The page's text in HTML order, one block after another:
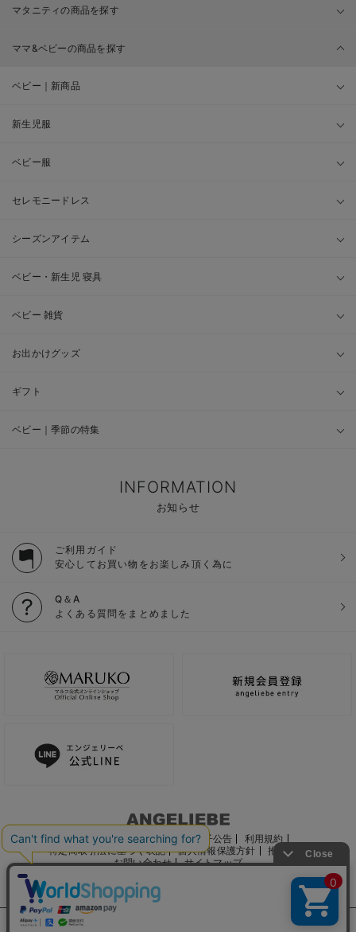
マタニティの商品を探す
ママ&ベビーの商品を探す
ベビー｜新商品
新生児服
ベビー服
セレモニードレス
シーズンアイテム
ベビー・新生児 寝具
ベビー 雑貨
お出かけグッズ
ギフト
ベビー｜季節の特集
INFORMATION
お知らせ
ご利用ガイド
安心してお買い物をお楽しみ頂く為に
Q＆A
よくある質問をまとめました
ご利用ガイド 会社概要 電子公告
利用規約
特定商取引法に基づく表記
個人情報保護方針
推奨環境
お問い合わせ
サイトマップ
サイト内の文章、画像などの著作物はマルコ株式会社に属します。